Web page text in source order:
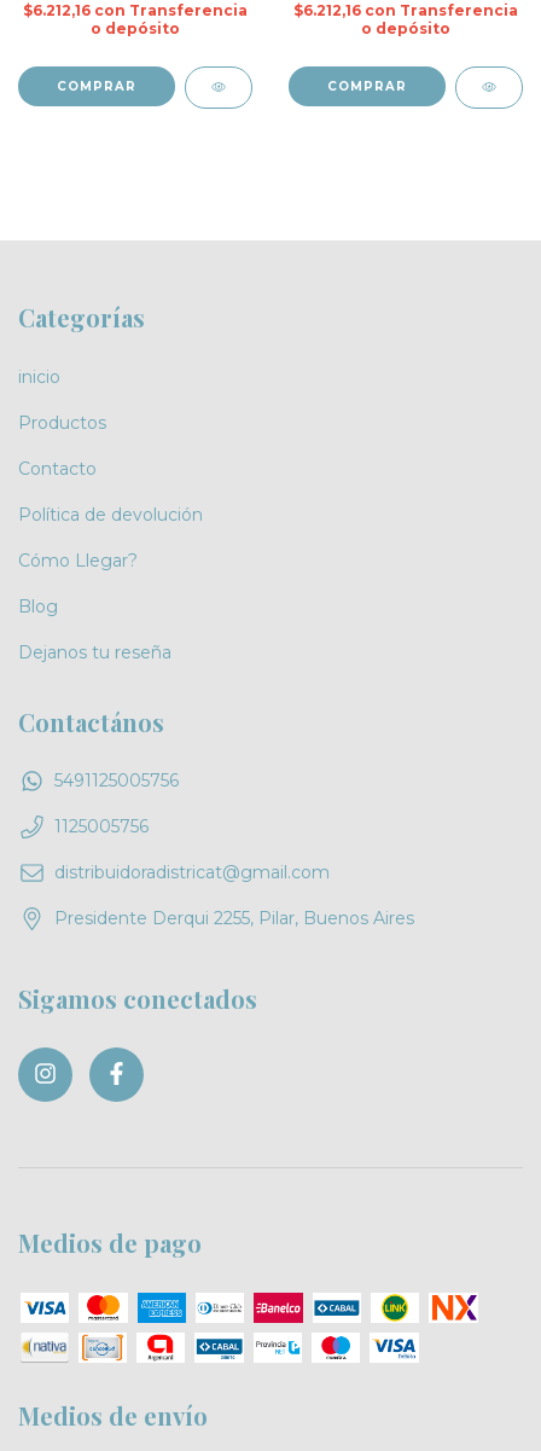
$6.212,16 con Transferencia
o depósito
$6.212,16 con Transferencia
o depósito
Categorías
inicio
Productos
Contacto
Política de devolución
Cómo Llegar?
Blog
Dejanos tu reseña
Contactános
5491125005756
1125005756
distribuidoradistricat@gmail.com
Presidente Derqui 2255, Pilar, Buenos Aires
Sigamos conectados
Medios de pago
Medios de envío